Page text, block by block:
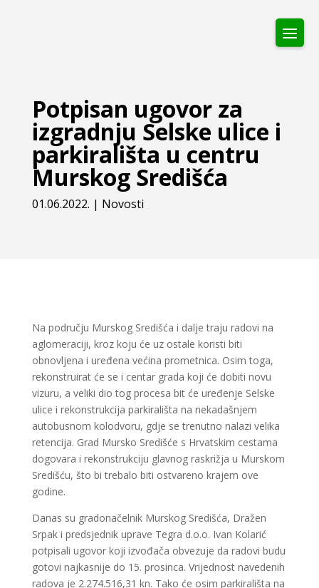
Potpisan ugovor za
izgradnju Selske ulice i
parkirališta u centru
Murskog Središća
01.06.2022. | Novosti
Na području Murskog Središća i dalje traju radovi na
aglomeraciji, kroz koju će uz ostale koristi biti
obnovljena i uređena većina prometnica. Osim toga,
rekonstruirat će se i centar grada koji će dobiti novu
vizuru, a veliki dio tog procesa bit će uređenje Selske
ulice i rekonstrukcija parkirališta na nekadašnjem
autobusnom kolodvoru, gdje se trenutno nalazi velika
retencija. Grad Mursko Središće s Hrvatskim cestama
dogovara i rekonstrukciju glavnog raskrižja u Murskom
Središću, što bi trebalo biti ostvareno krajem ove
godine.
Danas su gradonačelnik Murskog Središća, Dražen
Srpak i predsjednik uprave Tegra d.o.o. Ivan Kolarić
potpisali ugovor koji izvođača obvezuje da radovi budu
gotovi najkasnije do 15. prosinca. Vrijednost navedenih
radova je 2.274.516,31 kn. Tako će osim parkirališta na